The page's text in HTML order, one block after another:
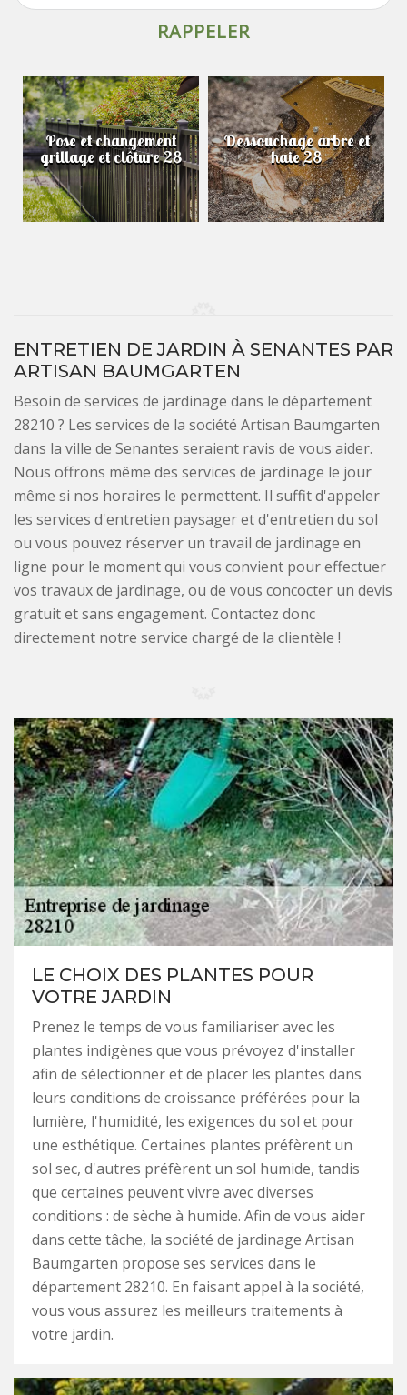
Pose et changement
grillage et clôture 28
Dessouchage arbre et
haie 28
ENTRETIEN DE JARDIN À SENANTES PAR
ARTISAN BAUMGARTEN
Besoin de services de jardinage dans le département
28210 ? Les services de la société Artisan Baumgarten
dans la ville de Senantes seraient ravis de vous aider.
Nous offrons même des services de jardinage le jour
même si nos horaires le permettent. Il suffit d'appeler
les services d'entretien paysager et d'entretien du sol
ou vous pouvez réserver un travail de jardinage en
ligne pour le moment qui vous convient pour effectuer
vos travaux de jardinage, ou de vous concocter un devis
gratuit et sans engagement. Contactez donc
directement notre service chargé de la clientèle !
LE CHOIX DES PLANTES POUR
VOTRE JARDIN
Prenez le temps de vous familiariser avec les
plantes indigènes que vous prévoyez d'installer
afin de sélectionner et de placer les plantes dans
leurs conditions de croissance préférées pour la
lumière, l'humidité, les exigences du sol et pour
une esthétique. Certaines plantes préfèrent un
sol sec, d'autres préfèrent un sol humide, tandis
que certaines peuvent vivre avec diverses
conditions : de sèche à humide. Afin de vous aider
dans cette tâche, la société de jardinage Artisan
Baumgarten propose ses services dans le
département 28210. En faisant appel à la société,
vous vous assurez les meilleurs traitements à
votre jardin.